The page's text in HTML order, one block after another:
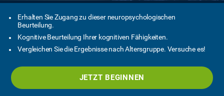
Erhalten Sie Zugang zu dieser neuropsychologischen
Beurteilung.
Kognitive Beurteilung Ihrer kognitiven Fähigkeiten.
Vergleichen Sie die Ergebnisse nach Altersgruppe. Versuche es!
JETZT BEGINNEN